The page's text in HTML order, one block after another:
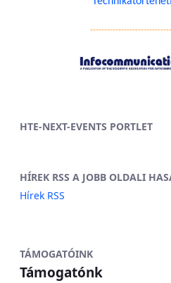
HTE-NEXT-EVENTS PORTLET
HÍREK RSS A JOBB OLDALI
Hírek RSS
TÁMOGATÓINK
Támogatónk